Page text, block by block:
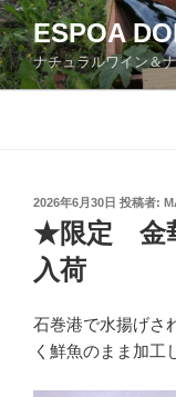
コ
ン
テ
ン
ESPOA
ナチュラルワイン＆
投
日:
2026年6月30日 投稿者:
★限定 金
入荷
石巻港で水揚げさ
く鮮魚のまま加工